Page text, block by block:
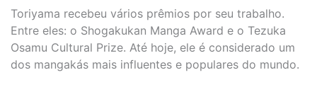
Toriyama recebeu vários prêmios por seu trabalho.
Entre eles: o Shogakukan Manga Award e o Tezuka
Osamu Cultural Prize. Até hoje, ele é considerado um
dos mangakás mais influentes e populares do mundo.